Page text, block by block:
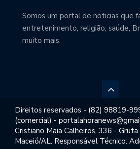
Somos um portal de noticias que
entretenimento, religião, saúde,
muito mais.
Direitos reservados - (82) 98819-
(comercial) -
Cristiano Maia Calheiros, 336 -
Maceió/AL. Responsável Técnico: